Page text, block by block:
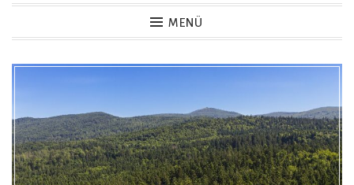
Womotraum – Chris und
MENÜ